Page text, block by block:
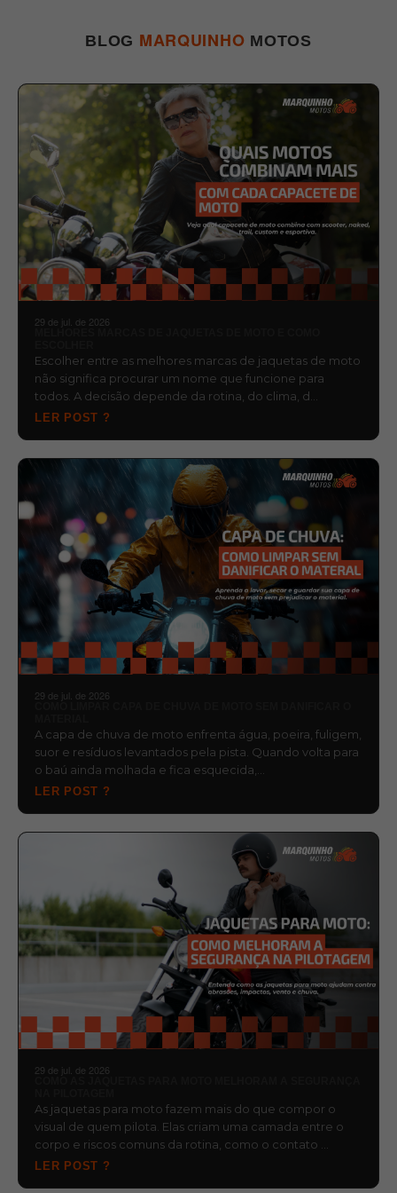
BLOG MARQUINHO MOTOS
29 de jul. de 2026
Escolher entre as melhores marcas de jaquetas de moto
não significa procurar um nome que funcione para
todos. A decisão depende da rotina, do clima, d…
LER POST ?
29 de jul. de 2026
A capa de chuva de moto enfrenta água, poeira, fuligem,
suor e resíduos levantados pela pista. Quando volta para
o baú ainda molhada e fica esquecida,…
LER POST ?
29 de jul. de 2026
As jaquetas para moto fazem mais do que compor o
visual de quem pilota. Elas criam uma camada entre o
corpo e riscos comuns da rotina, como o contato …
LER POST ?